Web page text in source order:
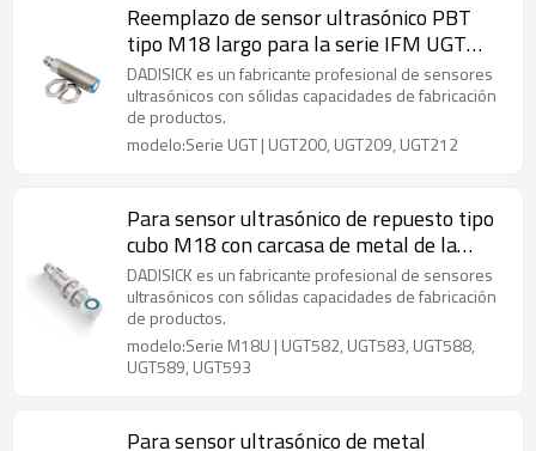
Reemplazo de sensor ultrasónico PBT
tipo M18 largo para la serie IFM UGT
Distancia de detección de 40 mm a 300
mm
DADISICK es un fabricante profesional de sensores
ultrasónicos con sólidas capacidades de fabricación
de productos.
modelo:Serie UGT | UGT200, UGT209, UGT212
Para sensor ultrasónico de repuesto tipo
cubo M18 con carcasa de metal de la
serie IFM UGT Distancia de detección de
60 mm a 800 mm
DADISICK es un fabricante profesional de sensores
ultrasónicos con sólidas capacidades de fabricación
de productos.
modelo:Serie M18U | UGT582, UGT583, UGT588,
UGT589, UGT593
Para sensor ultrasónico de metal